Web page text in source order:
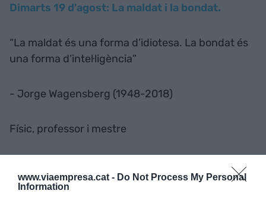
www.viaempresa.cat - Do Not Process My Personal
Information
Dimarts 19 d'agost: La maldat i la bondat.
“La maldat és una forma d’idiotesa. La bondat és
una forma d’intel·ligència”
- Jorge Wagensberg (1948-2018)
Físic, professor i mestre
Dilluns 18 d'agost: La naturalesa del canvi